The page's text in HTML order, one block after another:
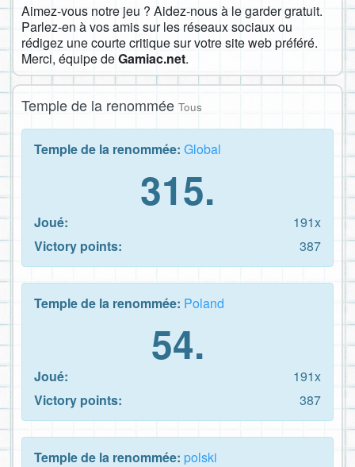
Aimez-vous notre jeu ? Aidez-nous à le garder gratuit.
Parlez-en à vos amis sur les réseaux sociaux ou
rédigez une courte critique sur votre site web préféré.
Merci, équipe deGamiac.net.
Temple de la renommée Tous
Temple de la renommée: Global
315.
Joué:
191x
Victory points:
387
Temple de la renommée: Poland
54.
Joué:
191x
Victory points:
387
Temple de la renommée: polski